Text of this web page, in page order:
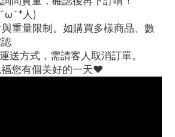
人)
重量限制。如購買多樣商品、數
送方式，需請客人取消訂單。
您有個美好的一天♥